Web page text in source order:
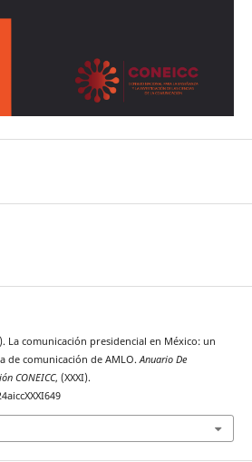
La comunicación presidencial en México: un
de comunicación de AMLO.Anuario De
CONEICC, (XXXI).